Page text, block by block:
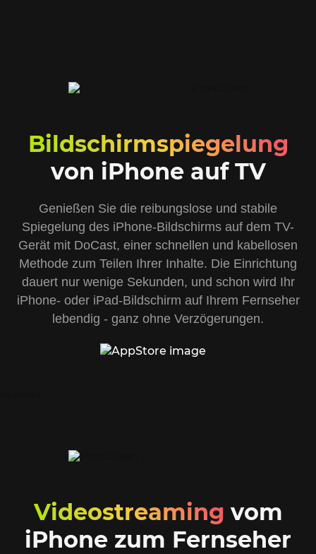
Bildschirmspiegelung
von iPhone auf TV
Genießen Sie die reibungslose und stabile
Spiegelung des iPhone-Bildschirms auf dem TV-
Gerät mit DoCast, einer schnellen und kabellosen
Methode zum Teilen Ihrer Inhalte. Die Einrichtung
dauert nur wenige Sekunden, und schon wird Ihr
iPhone- oder iPad-Bildschirm auf Ihrem Fernseher
lebendig - ganz ohne Verzögerungen.
Videostreaming vom
iPhone zum Fernseher